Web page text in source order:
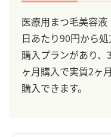
医療用まつ毛美容
日あたり90円から
購入プランがあり
ヶ月購入で実質2ヶ
購入できます。